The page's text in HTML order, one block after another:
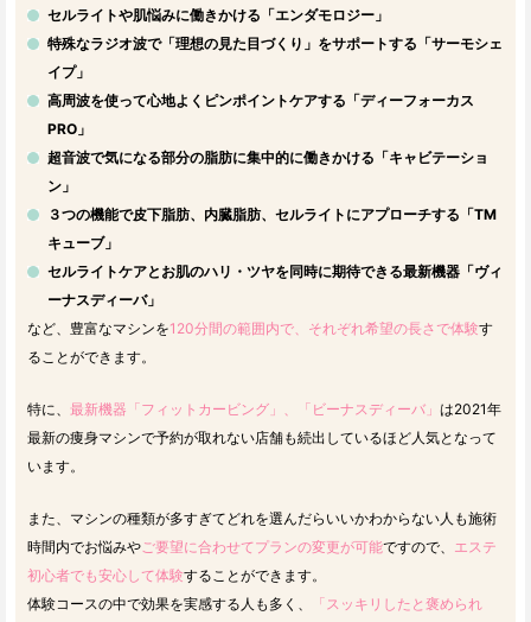
セルライトや肌悩みに働きかける「エンダモロジー」
特殊なラジオ波で「理想の見た目づくり」をサポートする「サーモシェ
イプ」
高周波を使って心地よくピンポイントケアする「ディーフォーカス
PRO」
超音波で気になる部分の脂肪に集中的に働きかける「キャビテーショ
ン」
３つの機能で皮下脂肪、内臓脂肪、セルライトにアプローチする「TM
キューブ」
セルライトケアとお肌のハリ・ツヤを同時に期待できる最新機器「ヴィ
ーナスディーバ」
など、豊富なマシンを120分間の範囲内で、それぞれ希望の長さで体験す
ることができます。
特に、 最新機器「フィットカービング」、「ビーナスディーバ」 は2021年
最新の痩身マシンで予約が取れない店舗も続出しているほど人気となって
います。
また、マシンの種類が多すぎてどれを選んだらいいかわからない人も施術
時間内でお悩みやご要望に合わせてプランの変更が可能ですので、 エステ
初心者でも安心して体験することができます。
体験コースの中で効果を実感する人も多く、
「スッキリしたと褒められ